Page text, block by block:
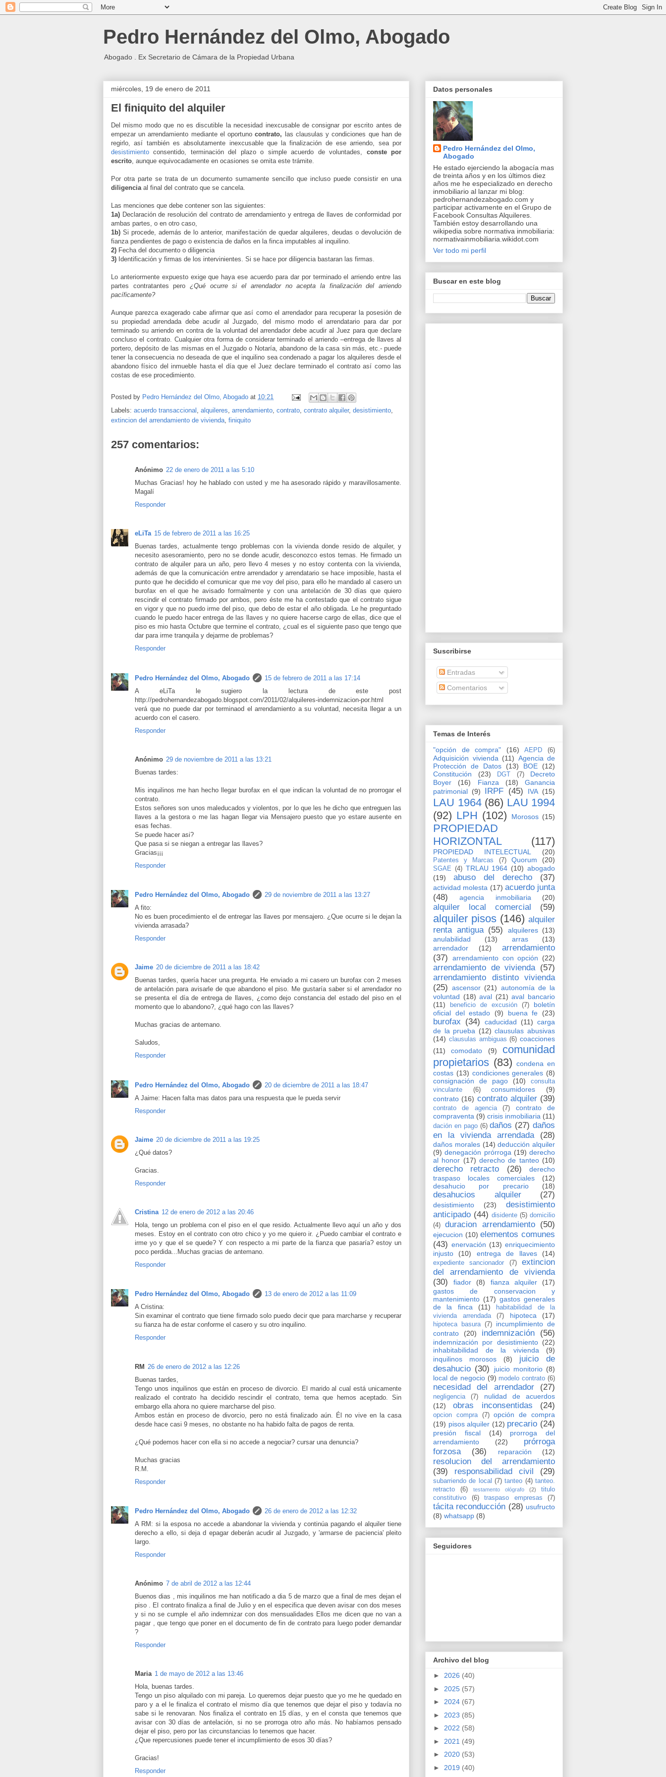
Pedro Hernández del Olmo, Abogado
Abogado . Ex Secretario de Cámara de la Propiedad Urbana
miércoles, 19 de enero de 2011
El finiquito del alquiler
Del mismo modo que no es discutible la necesidad inexcusable de consignar por escrito antes de
empezar un arrendamiento mediante el oportunocontrato,
las clausulas y condiciones que han de
regirlo, así también es absolutamente inexcusable que la finalización de ese arriendo, sea por
desistimiento consentido, terminación del plazo o simple acuerdo de voluntades, conste por
escrito, aunque equivocadamente en ocasiones se omita este trámite.
Por otra parte se trata de un documento sumamente sencillo que incluso puede consistir en una
diligenciaal final del contrato que se cancela.
Las menciones que debe contener son las siguientes:
1a) Declaración de resolución del contrato de arrendamiento y entrega de llaves de conformidad por
ambas partes, o en otro caso,
1b) Si procede, además de lo anterior, manifestación de quedar alquileres, deudas o devolución de
fianza pendientes de pago o existencia de daños en la finca imputables al inquilino.
2) Fecha del documento o diligencia
3) Identificación y firmas de los intervinientes. Si se hace por diligencia bastaran las firmas.
Lo anteriormente expuesto exige que haya ese acuerdo para dar por terminado el arriendo entre las
partes contratantes pero¿Qué ocurre si el arrendador no acepta la finalización del arriendo
pacíficamente?
Aunque parezca exagerado cabe afirmar que así como el arrendador para recuperar la posesión de
su propiedad arrendada debe acudir al Juzgado, del mismo modo el arrendatario para dar por
terminado su arriendo en contra de la voluntad del arrendador debe acudir al Juez para que declare
concluso el contrato. Cualquier otra forma de considerar terminado el arriendo –entrega de llaves al
portero, depósito de las mismas en el Juzgado o Notaría, abandono de la casa sin más, etc.- puede
tener la consecuencia no deseada de que el inquilino sea condenado a pagar los alquileres desde el
abandono físico del inmueble hasta el día que el Juez declare terminado el contrato así como las
costas de ese procedimiento.
Posted by Pedro Hernández del Olmo, Abogado at 10:21
Labels: acuerdo transaccional , alquileres, arrendamiento, contrato, contrato alquiler, desistimiento,
extincion del arrendamiento de vivienda, finiquito
257 comentarios:
Anónimo 22 de enero de 2011 a las 5:10
Muchas Gracias! hoy he hablado con usted y me ha asesorado rápido y maravillosamente.
Magalí
Responder
eLiTa 15 de febrero de 2011 a las 16:25
Buenas tardes, actualmente tengo problemas con la vivienda donde resido de alquiler, y
necesito asesoramiento, pero no se donde acudir, desconozco estos temas. He firmado un
contrato de alquiler para un año, pero llevo 4 meses y no estoy contenta con la vivienda,
además de que la comunicación entre arrendador y arrendatario se hace imposible, hasta el
punto que he decidido el comunicar que me voy del piso, para ello he mandado al casero un
burofax en el que he avisado formalmente y con una antelación de 30 días que quiero
rescindir el contrato firmado por ambos, pero éste me ha contestado que el contrato sigue
en vigor y que no puedo irme del piso, que debo de estar el año obligada. Le he preguntado
cuando le puedo hacer entrega de las llaves y no quiere hacerse cargo de ellas, dice que el
piso es mio hasta Octubre que termine el contrato, ¿cual es el siguiente paso que tengo que
dar para irme tranquila y dejarme de problemas?
Responder
Pedro Hernández del Olmo, Abogado
15 de febrero de 2011 a las 17:14
A eLiTa le sugiero la lectura de este post
http://pedrohernandezabogado.blogspot.com/2011/02/alquileres-indemnizacion-por.html
verá que no puede dar por terminaod el arrendamiento a su voluntad, necesita llegar a un
acuerdo con el casero.
Responder
Anónimo 29 de noviembre de 2011 a las 13:21
Buenas tardes:
Mis inquilinos me han hecho llegar burofax en el que indican la voluntad de no prorrogar el
contrato.
Estos señores son unos maleducados y violentos, por lo que les he dicho que entreguen las
llaves a la gestora o me las hagan llegar via Mensajero puesto que yo estare ausente en
esas fechas.
Se puede hacer asi?
Que pasa si se niegan a entregar las llaves?
Gracias¡¡¡
Responder
Pedro Hernández del Olmo, Abogado
29 de noviembre de 2011 a las 13:27
A fito:
No es buen procedimiento el de entregar las llaves por mensajero. ¿Que ocurre si le dejan la
vivienda arrasada?
Responder
Jaime 20 de diciembre de 2011 a las 18:42
Buenas tardes, quería hacer una pregunta. He enviado a mi casero un burofax con 2 meses
de antelación para avisarle de que abandono el piso. Me gustaría saber si el arrendador no
se presenta el día de entrega de llaves, ¿como dejo constancia del estado del piso en el
momento que lo abandono?, ¿qué hago con las llaves?
Muchas gracias de antemano.
Saludos,
Responder
Pedro Hernández del Olmo, Abogado
20 de diciembre de 2011 a las 18:47
A Jaime: Hacen falta mas datos para una respuesta que le pueda servir
Responder
Jaime 20 de diciembre de 2011 a las 19:25
¿Qué datos?
Gracias.
Responder
Cristina 12 de enero de 2012 a las 20:46
Hola, tengo un problema con el piso en el que resido. Actualmente llevo aquí un año y dos
meses. Estoy en el contrato con otro chico y yo me quiero ir. ¿Puedo cambiar el contrato e
irme yo y que el se quede? Y con respecto a mi parte de la fianza que pasaría? estoy un
poco perdida...Muchas gracias de antemano.
Responder
Pedro Hernández del Olmo, Abogado
13 de enero de 2012 a las 11:09
A Cristina:
Sin examinar el contrato que tiene firmado solo puedo decir que para marcharse y recuperar
su fianza ha de estar conforme el casero y su otro inquilino.
Responder
RM 26 de enero de 2012 a las 12:26
Buenas tardes,
Tengo unos inquilinos que están en proceso de divorcio. El marido al cual está unicamente
realizado el contrato ha decidido rescindir el contrato, tema que hemos aceptado. Sin
embargo ella ahora no quiere marcharse del piso.
Ambos están en proceso de divorcio, pero no está finalizado aún. Él no vive en la casa
desde hace casi 9 meses, no obstante no ha habido falta de pagos de renta.
¿Qué podemos hacer con ella si no accede a negociar? cursar una denuncia?
Muchas gracias
R.M.
Responder
Pedro Hernández del Olmo, Abogado
26 de enero de 2012 a las 12:32
A RM: si la esposa no accede a abandonar la vivienda y continúa pagando el alquiler tiene
derecho a ello, si deja d epagar deberán acudir al Juzgado, y 'armarse de paciencia' pleito
largo.
Responder
Anónimo 7 de abril de 2012 a las 12:44
Buenos dias , mis inquilinos me han notificado a dia 5 de marzo que a final de mes dejan el
piso . El contrato finaliza a final de Julio y en el especifica que deven avisar con dos meses
y si no se cumple el año indemnizar con dos mensualidades Ellos me dicen que no van a
pagar , que tengo que poner en el documento de fin de contrato para luego poder demandar
?
Responder
Maria 1 de mayo de 2012 a las 13:46
Hola, buenas tardes.
Tengo un piso alquilado con mi pareja. Lo queremos dejar puesto que yo me he quedado en
paro y a el le finaliza el contrato el mismo día que tenemos que dejar el piso y todavía no
sabe si le renovaran. Nos finaliza el contrato en 15 días, y en el consta que tenemos que
avisar con 30 días de antelación, si no se prorroga otro año más. No habíamos pensado
dejar el piso, pero por las circunstancias lo tenemos que hacer.
¿Que repercusiones puede tener el incumplimiento de esos 30 días?
Gracias!
Responder
Datos personales
Pedro Hernández del Olmo,
Abogado
He estado ejerciendo la abogacía mas
de treinta años y en los últimos diez
años me he especializado en derecho
inmobiliario al lanzar mi blog:
pedrohernandezabogado.com y
participar activamente en el Grupo de
Facebook Consultas Alquileres.
También estoy desarrollando una
wikipedia sobre normativa inmobiliaria:
normativainmobiliaria.wikidot.com
Ver todo mi perfil
Buscar en este blog
Suscribirse
Entradas
Comentarios
Temas de Interés
"opción de compra"
(16) AEPD (6)
Adquisición vivienda (11) Agencia de
Protección de Datos
(13) BOE
(12)
Constitución
(23) DGT (7)
Decreto
Boyer
(16) Fianza (18)
Ganancia
patrimonial (9) IRPF (45) IVA (15)
LAU 1964 (86) LAU 1994
(92) LPH (102) Morosos (15)
PROPIEDAD
HORIZONTAL
(117)
PROPIEDAD INTELECTUAL (20)
Patentes y Marcas (7) Quorum (20)
SGAE (4) TRLAU 1964 (10) abogado
(19)
abuso del derecho (37)
actividad molesta (17) acuerdo junta
(48)
agencia inmobiliaria (20)
alquiler local comercial (59)
alquiler pisos (146) alquiler
renta antigua (55) alquileres (13)
anulabilidad
(13) arras
(13)
arrendador
(12)
arrendamiento
(37)
arrendamiento con opción (22)
arrendamiento de vivienda (57)
arrendamiento distinto vivienda
(25) ascensor (21) autonomía de la
voluntad (18) aval (21) aval bancario
(11)
beneficio de excusión (7)
boletín
oficial del estado
(9) buena fe (23)
burofax (34) caducidad (11) carga
de la prueba (12) clausulas abusivas
(14) clausulas ambiguas (6) coacciones
(11)
comodato (9)
comunidad
propietarios (83) condena en
costas (13) condiciones generales (8)
consignación de pago
(10)
consulta
vinculante
(6) consumidores
(9)
contrato (16) contrato alquiler (39)
contrato de agencia (7)
contrato de
compraventa (9) crisis inmobiliaria (11)
dación en pago (6) daños (27) daños
en la vivienda arrendada
(28)
daños morales (14) deducción alquiler
(9) denegación prórroga (19) derecho
al honor (17) derecho de tanteo (10)
derecho retracto (26)
derecho
traspaso locales comerciales
(12)
desahucio por precario
(18)
desahucios alquiler (27)
desistimiento (23)
desistimiento
anticipado (44) disidente (5) domicilio
(4)
duracion arrendamiento (50)
ejecucion (10) elementos comunes
(43) enervación (13) enriquecimiento
injusto
(10) entrega de llaves (14)
expediente sancionador (7)
extincion
del arrendamiento de vivienda
(30)
fiador (8) fianza alquiler
(17)
gastos de conservacion y
mantenimiento (17) gastos generales
de la finca
(11)
habitabilidad de la
vivienda arrendada
(7) hipoteca (17)
hipoteca basura (7)
incumplimiento de
contrato
(20) indemnización (56)
indemnización por desistimiento (22)
inhabitabilidad de la vivienda
(9)
inquilinos morosos
(8)
juicio de
desahucio (30) juicio monitorio (8)
local de negocio (9) modelo contrato (6)
necesidad del arrendador (27)
negligencia (7)
nulidad de acuerdos
(12)
obras inconsentidas (24)
opcion compra (7)
opción de compra
(19) pisos alquiler (12) precario (24)
presión fiscal (14)
prorroga del
arrendamiento
(22)
prórroga
forzosa
(36) reparación (12)
resolucion del arrendamiento
(39)
responsabilidad civil (29)
subarriendo de local (7) tanteo (4) tanteo.
retracto
(6) testamento ológrafo (2)
titulo
constitutivo
(6) traspaso empresas (7)
tácita reconducción (28) usufructo
(8) whatsapp (8)
Seguidores
Archivo del blog
► 2026 (40)
► 2025 (57)
► 2024 (67)
► 2023 (85)
► 2022 (58)
► 2021 (49)
► 2020 (53)
► 2019 (40)